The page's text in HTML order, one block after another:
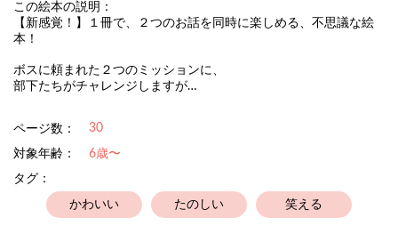
この絵本の説明：
【新感覚！】１冊で、２つのお話を同時に楽しめる、不思議な絵
本！
ボスに頼まれた２つのミッションに、
部下たちがチャレンジしますが…
ページ数： 30
対象年齢：
6歳〜
タグ：
かわいい たのしい 笑える